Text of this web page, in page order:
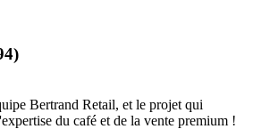
Bertrand Retail, et le projet qui
du café et de la vente premium !